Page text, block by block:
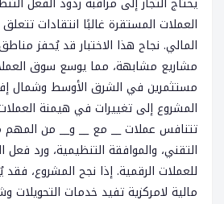
العملات المستقرة غالبًا انتقادات
المالي. نجاح هذا الاختبار قد يُحفز
مشاريع مشابهة، مما يوسع سوق
مستثمرين في الشرق الأوسط وشمال
المشروع إلى تغييرات في هيمنة
تتنافس عملات __ مع __ و__ من المهم
التقني، والموافقة التنظيمية، ورد فعل
للعملات الرقمية. إذا نجح المشروع،
مالية لامركزية تفيد خدمات التحويلات